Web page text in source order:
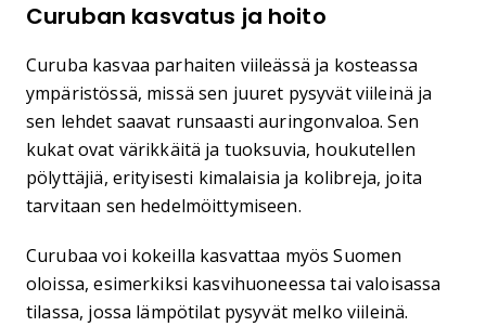
Curuban kasvatus ja hoito
Curuba kasvaa parhaiten viileässä ja kosteassa
ympäristössä, missä sen juuret pysyvät viileinä ja
sen lehdet saavat runsaasti auringonvaloa. Sen
kukat ovat värikkäitä ja tuoksuvia, houkutellen
pölyttäjiä, erityisesti kimalaisia ja kolibreja, joita
tarvitaan sen hedelmöittymiseen.
Curubaa voi kokeilla kasvattaa myös Suomen
oloissa, esimerkiksi kasvihuoneessa tai valoisassa
tilassa, jossa lämpötilat pysyvät melko viileinä.